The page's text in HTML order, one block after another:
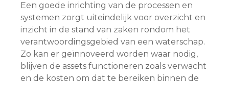
Een goede inrichting van de processen en
systemen zorgt uiteindelijk voor overzicht en
inzicht in de stand van zaken rondom het
verantwoordingsgebied van een waterschap.
Zo kan er geïnnoveerd worden waar nodig,
blijven de assets functioneren zoals verwacht
en de kosten om dat te bereiken binnen de